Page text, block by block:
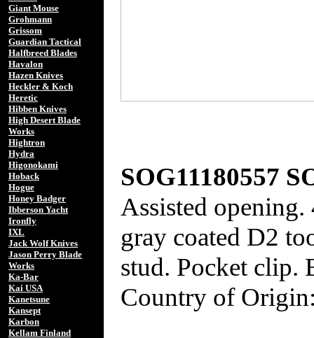
Giant Mouse
Grohmann
Grissom
Guardian Tactical
Halfbreed Blades
Havalon
Hazen Knives
Heckler & Koch
Heretic
Hibben Knives
High Desert Blade
Works
Hightron
Hydra
Higonokami
Hoback
Hogue
Honey Badger
Ibberson Yacht
Ironfly
IXL
Jack Wolf Knives
Jason Perry Blade
Works
Ka-Bar
Kai USA
Kanetsune
Kansept
Karbon
Kellam Finland
SOG11180557
Assisted
gray coated D2
stud. Pocket clip.
Country of